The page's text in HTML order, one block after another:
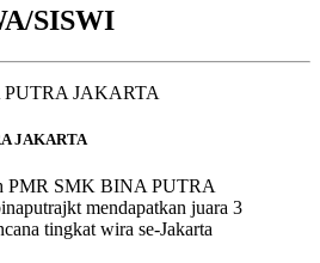
SISWI
JAKARTA
PMR SMK BINA PUTRA
mendapatkan juara 3
tingkat wira se-Jakarta